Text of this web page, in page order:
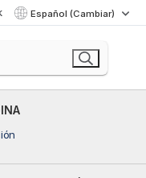
Español (Cambiar)